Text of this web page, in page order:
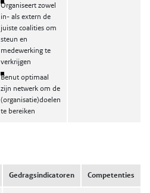
Organiseert zowel
in- als extern de
juiste coalities om
steun en
medewerking te
verkrijgen
Benut optimaal
zijn netwerk om de
(organisatie)doelen
te bereiken
Gedragsindicatoren Competenties